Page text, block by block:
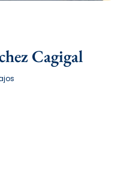
Cagigal